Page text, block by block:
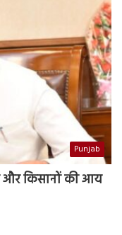
Punjab
और किसानों की आय